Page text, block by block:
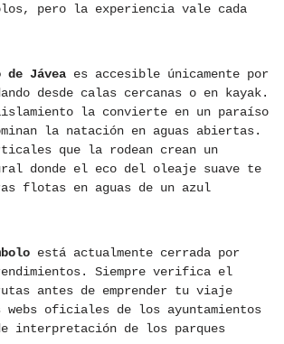
pero la experiencia vale cada
de Jávea es accesible únicamente por
desde calas cercanas o en kayak.
la convierte en un paraíso
la natación en aguas abiertas.
que la rodean crean un
donde el eco del oleaje suave te
flotas en aguas de un azul
está actualmente cerrada por
Siempre verifica el
antes de emprender tu viaje
webs oficiales de los ayuntamientos
interpretación de los parques